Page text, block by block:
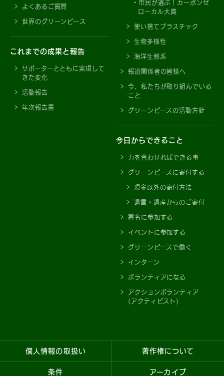
よくあるご質問
世界のグリーンピース
これまでの成果と報告
サポーターとともに実現して
きた変化
活動報告
年次報告書
市民が選ぶ！カーボンゼ
ローカル大賞
使い捨てプラスチック
生物多様性
海洋生態系
報道関係者の皆様へ
今、私たちが取り組んでいる
こと
グリーンピースの活動方針
今日からできること
力を合わせればできる事
グリーンピースに寄付する
現金以外の寄付方法
遺言・遺産からのご寄付
署名に参加する
イベントに参加する
グリーンピースで働く
インターン
ボランティアになる
アクションボランティア
(アクティビスト)
個人情報の取扱い 著作権について
条件 アーカイブ